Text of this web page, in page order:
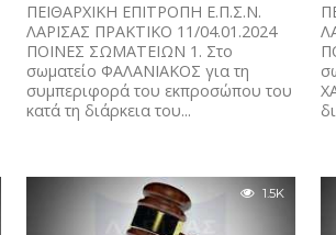
ΠΕΙΘΑΡΧΙΚΗ ΕΠΙΤΡΟΠΗ Ε.Π.Σ.Ν.
ΛΑΡΙΣΑΣ ΠΡΑΚΤΙΚΟ 11/04.01.2024
ΠΟΙΝΕΣ ΣΩΜΑΤΕΙΩΝ 1. Στο
σωματείο ΦΑΛΑΝΙΑΚΟΣ για τη
συμπεριφορά του εκπροσώπου του
κατά τη διάρκεια του...
1.5K